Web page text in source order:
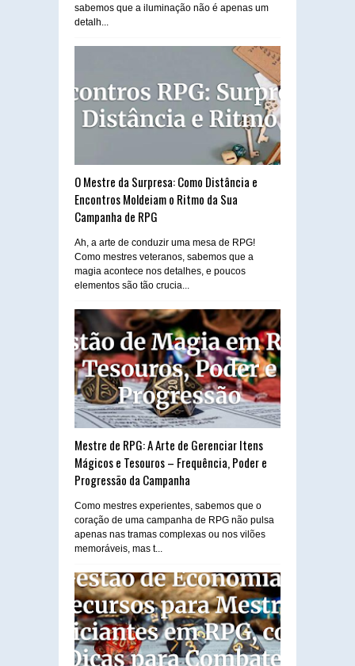
sabemos que a iluminação não é apenas um
detalh...
O Mestre da Surpresa: Como Distância e
Encontros Moldeiam o Ritmo da Sua
Campanha de RPG
Ah, a arte de conduzir uma mesa de RPG!
Como mestres veteranos, sabemos que a
magia acontece nos detalhes, e poucos
elementos são tão crucia...
Mestre de RPG: A Arte de Gerenciar Itens
Mágicos e Tesouros – Frequência, Poder e
Progressão da Campanha
Como mestres experientes, sabemos que o
coração de uma campanha de RPG não pulsa
apenas nas tramas complexas ou nos vilões
memoráveis, mas t...